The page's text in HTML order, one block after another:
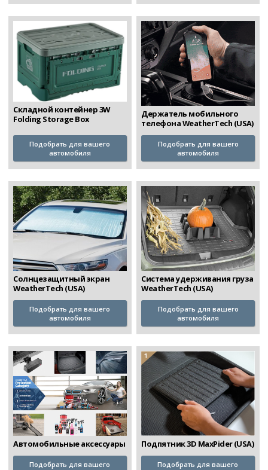
Складной контейнер 3W
Folding Storage Box
Подобрать для вашего
автомобиля
Держатель мобильного
телефона WeatherTech (USA)
Подобрать для вашего
автомобиля
Солнцезащитный экран
WeatherTech (USA)
Подобрать для вашего
автомобиля
Система удерживания груза
WeatherTech (USA)
Подобрать для вашего
автомобиля
Автомобильные аксессуары
Подобрать для вашего
Подпятник 3D MaxPider (USA)
Подобрать для вашего